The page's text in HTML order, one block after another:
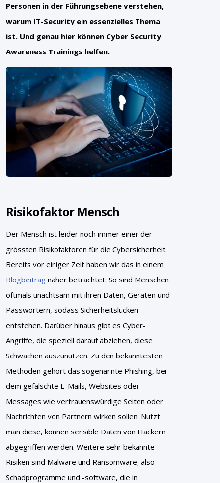
Personen in der Führungsebene verstehen,
warum IT-Security ein essenzielles Thema
ist. Und genau hier können Cyber Security
Awareness Trainings helfen.
Risikofaktor Mensch
Der Mensch ist leider noch immer einer der
grössten Risikofaktoren für die Cybersicherheit.
Bereits vor einiger Zeit haben wir das in einem
Blogbeitragnäher betrachtet: So sind Menschen
oftmals unachtsam mit ihren Daten, Geräten und
Passwörtern, sodass Sicherheitslücken
entstehen. Darüber hinaus gibt es Cyber-
Angriffe, die speziell darauf abziehen, diese
Schwächen auszunutzen. Zu den bekanntesten
Methoden gehört das sogenannte Phishing, bei
dem gefälschte E-Mails, Websites oder
Messages wie vertrauenswürdige Seiten oder
Nachrichten von Partnern wirken sollen. Nutzt
man diese, können sensible Daten von Hackern
abgegriffen werden. Weitere sehr bekannte
Risiken sind Malware und Ransomware, also
Schadprogramme und -software, die in